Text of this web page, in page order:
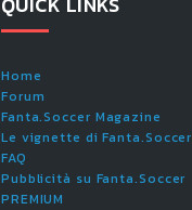
Home
Forum
Fanta.Soccer Magazine
Le vignette di Fanta.Soccer
FAQ
Pubblicità su Fanta.Soccer
PREMIUM